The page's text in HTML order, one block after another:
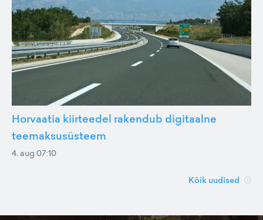
Horvaatia kiirteedel rakendub digitaalne
teemaksusüsteem
4. aug 07:10
Kõik uudised